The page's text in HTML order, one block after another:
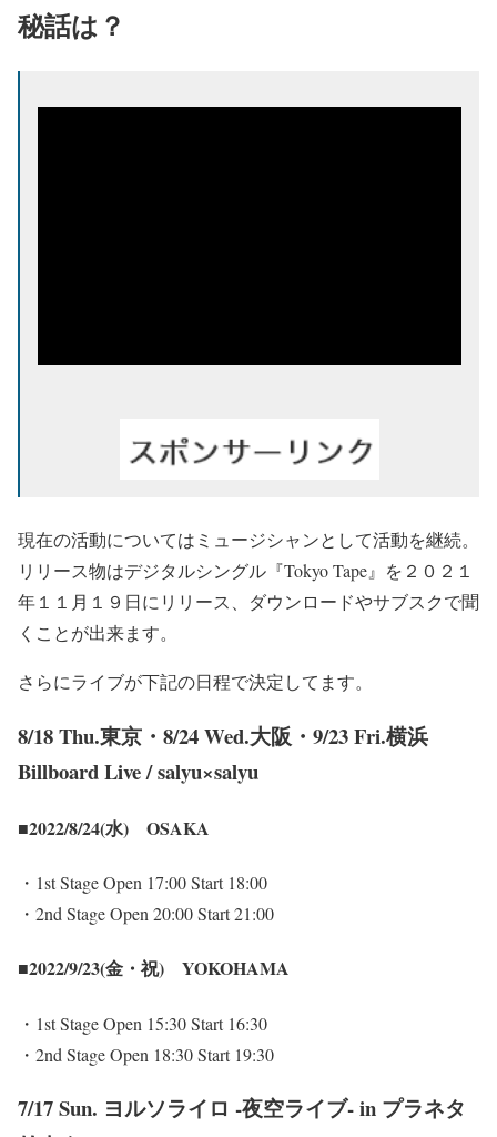
秘話は？
現在の活動についてはミュージシャンとして活動を継続。
リリース物はデジタルシングル『Tokyo Tape』を２０２１
年１１月１９日にリリース、ダウンロードやサブスクで聞
くことが出来ます。
さらにライブが下記の日程で決定してます。
8/18 Thu.東京・8/24 Wed.大阪・9/23 Fri.横浜
Billboard Live / salyu×salyu
■2022/8/24(水) OSAKA
・1st Stage Open 17:00 Start 18:00
・2nd Stage Open 20:00 Start 21:00
■2022/9/23(金・祝) YOKOHAMA
・1st Stage Open 15:30 Start 16:30
・2nd Stage Open 18:30 Start 19:30
7/17 Sun. ヨルソライロ -夜空ライブ- in プラネタ